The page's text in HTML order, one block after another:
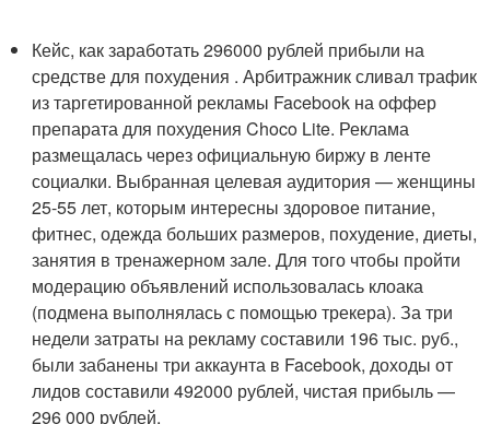
Кейс, как заработать 296000 рублей прибыли на
средстве для похудения . Арбитражник сливал трафик
из таргетированной рекламы Facebook на оффер
препарата для похудения Choco Lite. Реклама
размещалась через официальную биржу в ленте
социалки. Выбранная целевая аудитория — женщины
25-55 лет, которым интересны здоровое питание,
фитнес, одежда больших размеров, похудение, диеты,
занятия в тренажерном зале. Для того чтобы пройти
модерацию объявлений использовалась клоака
(подмена выполнялась с помощью трекера). За три
недели затраты на рекламу составили 196 тыс. руб.,
были забанены три аккаунта в Facebook, доходы от
лидов составили 492000 рублей, чистая прибыль —
296 000 рублей.